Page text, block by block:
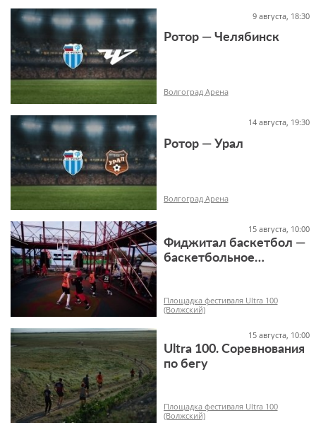
-1+
9 августа, 18:30
Ротор — Челябинск
Волгоград Арена
14 августа, 19:30
Ротор — Урал
Волгоград Арена
15 августа, 10:00
Фиджитал баскетбол —
баскетбольное
Площадка фестиваля Ultra 100
(Волжский)
15 августа, 10:00
Ultra 100. Соревнования
по бегу
Площадка фестиваля Ultra 100
(Волжский)